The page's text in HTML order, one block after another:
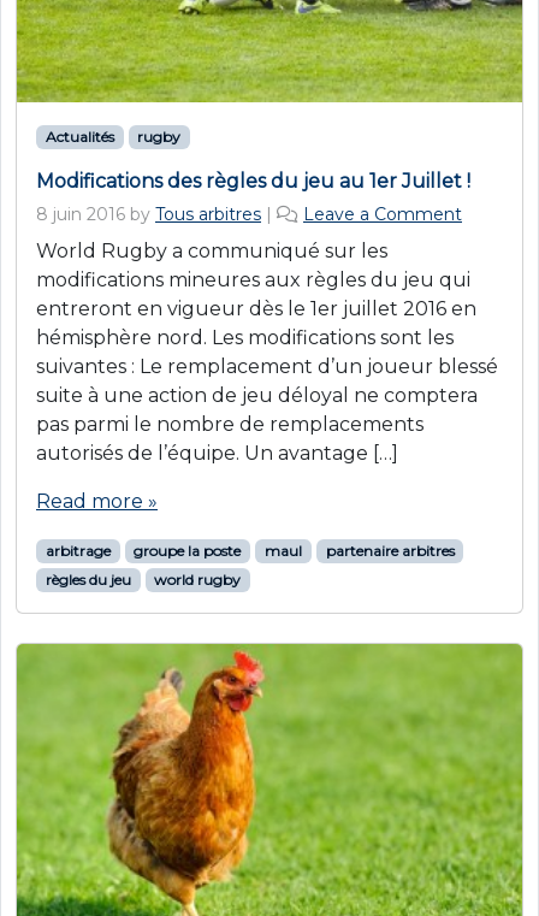
Actualités rugby
Modifications des règles du jeu au 1er Juillet !
8 juin 2016 by Tous arbitres | Leave a Comment
World Rugby a communiqué sur les
modifications mineures aux règles du jeu qui
entreront en vigueur dès le 1er juillet 2016 en
hémisphère nord. Les modifications sont les
suivantes : Le remplacement d’un joueur blessé
suite à une action de jeu déloyal ne comptera
pas parmi le nombre de remplacements
autorisés de l’équipe. Un avantage […]
Read more »
arbitrage groupe la poste maul
partenaire arbitres
règles du jeu
world rugby